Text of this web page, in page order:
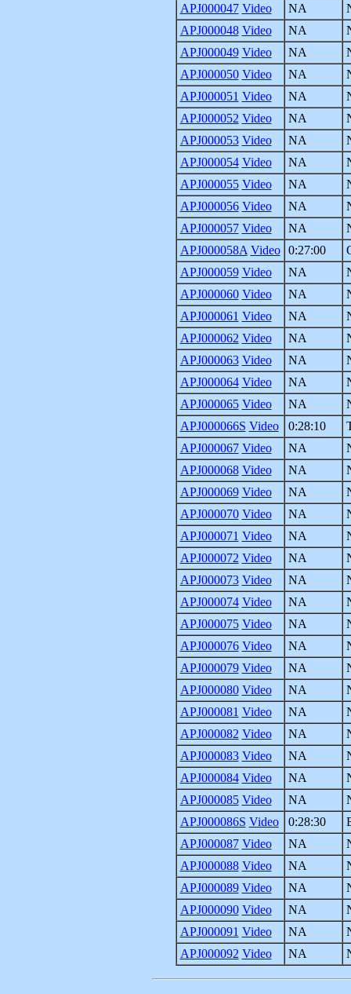
APJ000047 Video NA
APJ000048 Video NA
APJ000049 Video NA
APJ000050 Video NA
APJ000051 Video NA
APJ000052 Video NA
APJ000053 Video NA
APJ000054 Video NA
APJ000055 Video NA
APJ000056 Video NA
APJ000057 Video NA
APJ000058A Video 0:27:00
APJ000059 Video NA
APJ000060 Video NA
APJ000061 Video NA
APJ000062 Video NA
APJ000063 Video NA
APJ000064 Video NA
APJ000065 Video NA
APJ000066S Video 0:28:10
APJ000067 Video NA
APJ000068 Video NA
APJ000069 Video NA
APJ000070 Video NA
APJ000071 Video NA
APJ000072 Video NA
APJ000073 Video NA
APJ000074 Video NA
APJ000075 Video NA
APJ000076 Video NA
APJ000079 Video NA
APJ000080 Video NA
APJ000081 Video NA
APJ000082 Video NA
APJ000083 Video NA
APJ000084 Video NA
APJ000085 Video NA
APJ000086S Video 0:28:30
APJ000087 Video NA
APJ000088 Video NA
APJ000089 Video NA
APJ000090 Video NA
APJ000091 Video NA
APJ000092 Video NA